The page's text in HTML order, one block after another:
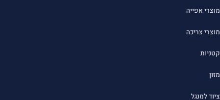
מוצרי אפייה
מוצרי צריכה
קטניות
מזון
ציוד למנגל